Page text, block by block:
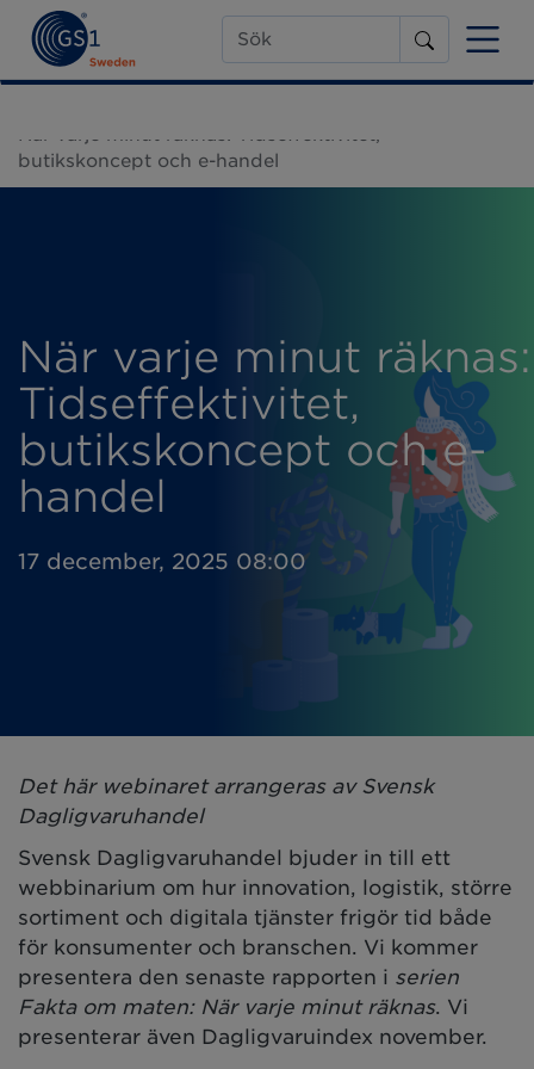
När varje minut räknas: Tidseffektivitet,
butikskoncept och e-handel
När varje minut räknas:
Tidseffektivitet,
butikskoncept och e-
handel
17 december, 2025 08:00
Det här webinaret arrangeras av Svensk
Dagligvaruhandel
Svensk Dagligvaruhandel bjuder in till ett
webbinarium om hur innovation, logistik, större
sortiment och digitala tjänster frigör tid både
för konsumenter och branschen. Vi kommer
presentera den senaste rapporten i serien
Fakta om maten: När varje minut räknas. Vi
presenterar även Dagligvaruindex november.